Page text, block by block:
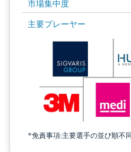
市場集中度
主要プレーヤー
*免責事項:主要選手の並び順不
画像 © Mordor Intelligence。再利